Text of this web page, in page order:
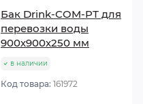
Бак Drink-COM-PТ для
перевозки воды
900х900х250 мм
в наличии
Код товара: 161972